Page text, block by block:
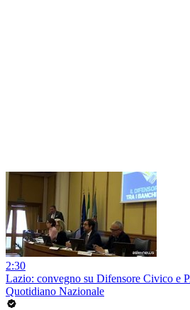
2:30
Lazio: convegno su Difensore Civico e
Quotidiano Nazionale